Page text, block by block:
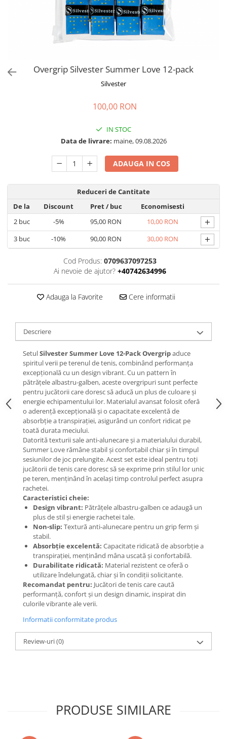
Overgrip Silvester Summer Love 12-pack
Silvester
100,00 RON
IN STOC
Data de livrare: maine, 09.08.2026
ADAUGA IN COS
Reduceri de Cantitate
De la
Discount Pret/ buc
Economisesti
2buc -5% 95,00 RON 10,00 RON +
3buc -10% 90,00 RON 30,00 RON +
Cod Produs: 0709637097253
Ai nevoie de ajutor? +40742634996
Adauga la Favorite Cere informatii
Descriere
SetulSilvester Summer Love 12-Pack Overgripaduce
spiritul verii pe terenul de tenis, combinând performanța
excepțională cu un design vibrant. Cu un pattern în
pătrățele albastru-galben, aceste overgripuri sunt perfecte
pentru jucătorii care doresc să aducă un plus de culoare și
energie echipamentului lor. Materialul avansat folosit oferă
o aderență excepțională și o capacitate excelentă de
absorbție a transpirației, asigurând un confort ridicat pe
toată durata meciului.
Datorită texturii sale anti-alunecare și a materialului durabil,
Summer Love rămâne stabil și confortabil chiar și în timpul
sesiunilor de joc prelungite. Acest set este ideal pentru toți
jucătorii de tenis care doresc să se exprime prin stilul lor unic
pe teren, menținând în același timp controlul perfect asupra
rachetei.
Caracteristici cheie:
Design vibrant: Pătrățele albastru-galben ce adaugă un
plus de stil și energie rachetei tale.
Non-slip: Textură anti-alunecare pentru un grip ferm și
stabil.
Absorbție excelentă: Capacitate ridicată de absorbție a
transpirației, menținând mâna uscată și confortabilă.
Durabilitate ridicată: Material rezistent ce oferă o
utilizare îndelungată, chiar și în condiții solicitante.
Recomandat pentru: Jucători de tenis care caută
performanță, confort și un design dinamic, inspirat din
culorile vibrante ale verii.
Informatii conformitate produs
Review-uri(0)
PRODUSE SIMILARE